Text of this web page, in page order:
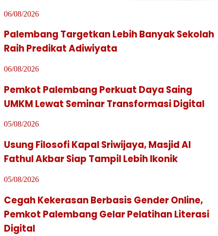
06/08/2026
Palembang Targetkan Lebih Banyak Sekolah
Raih Predikat Adiwiyata
06/08/2026
Pemkot Palembang Perkuat Daya Saing
UMKM Lewat Seminar Transformasi Digital
05/08/2026
Usung Filosofi Kapal Sriwijaya, Masjid Al
Fathul Akbar Siap Tampil Lebih Ikonik
05/08/2026
Cegah Kekerasan Berbasis Gender Online,
Pemkot Palembang Gelar Pelatihan Literasi
Digital